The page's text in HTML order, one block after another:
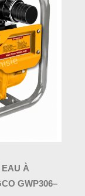
EAU À
GWP306–